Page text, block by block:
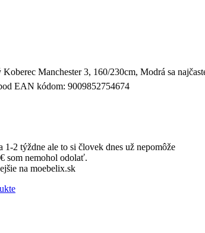
Manchester 3, 160/230cm, Modrá sa
EAN kódom: 9009852754674
1-2 týždne ale to si človek dnes už nepomôže
som nemohol odolať.
na moebelix.sk